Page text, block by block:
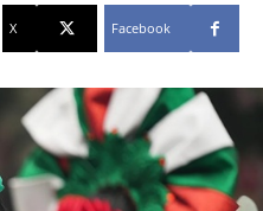
Facebook
X